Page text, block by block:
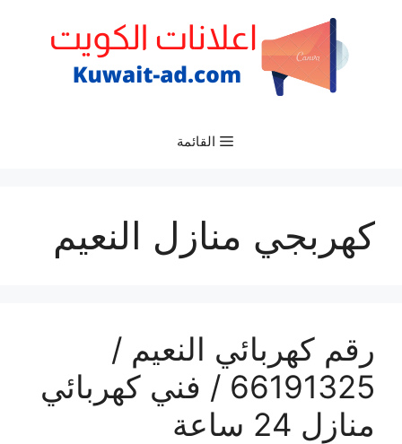
القائمة
كهربجي منازل النعيم
رقم كهربائي النعيم /
66191325‬ / فني كهربائي
منازل 24 ساعة